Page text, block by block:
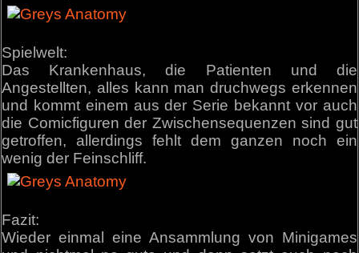
Spielwelt:
Das Krankenhaus, die Patienten und die
Angestellten, alles kann man druchwegs erkennen
und kommt einem aus der Serie bekannt vor auch
die Comicfiguren der Zwischensequenzen sind gut
getroffen, allerdings fehlt dem ganzen noch ein
wenig der Feinschliff.
Fazit:
Wieder einmal eine Ansammlung von Minigames